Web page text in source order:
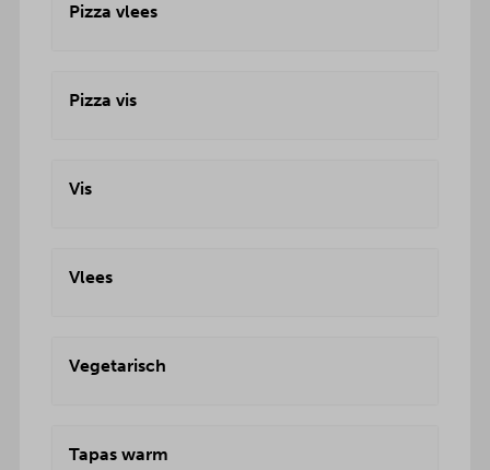
Pizza vlees
Pizza vis
Vis
Vlees
Vegetarisch
Tapas warm